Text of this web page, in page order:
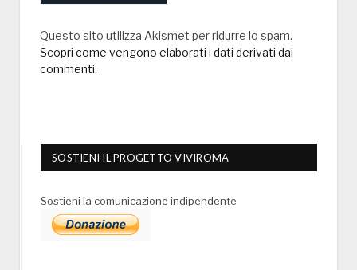
Questo sito utilizza Akismet per ridurre lo spam.
Scopri come vengono elaborati i dati derivati dai
commenti.
SOSTIENI IL PROGETTO VIVIROMA
Sostieni la comunicazione indipendente